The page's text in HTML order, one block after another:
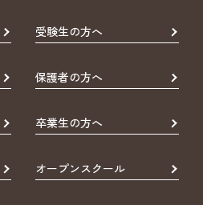
受験生の方へ
保護者の方へ
卒業生の方へ
オープンスクール